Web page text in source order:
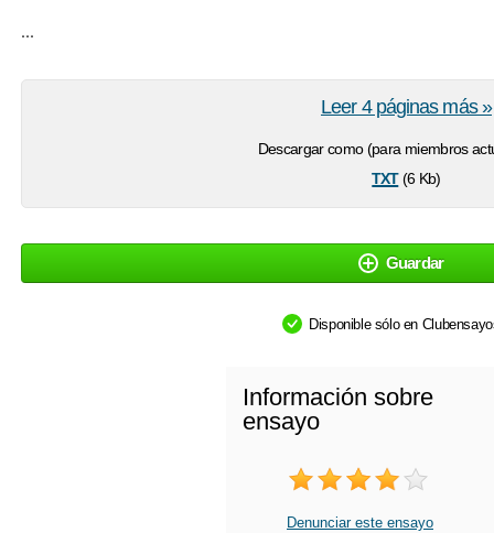
...
Descargar como (para miembros
txt(6 Kb)
Leer 4 páginas más »
Guardar
Disponible sólo en
Información sobre
ensayo
Denunciar este ensayo